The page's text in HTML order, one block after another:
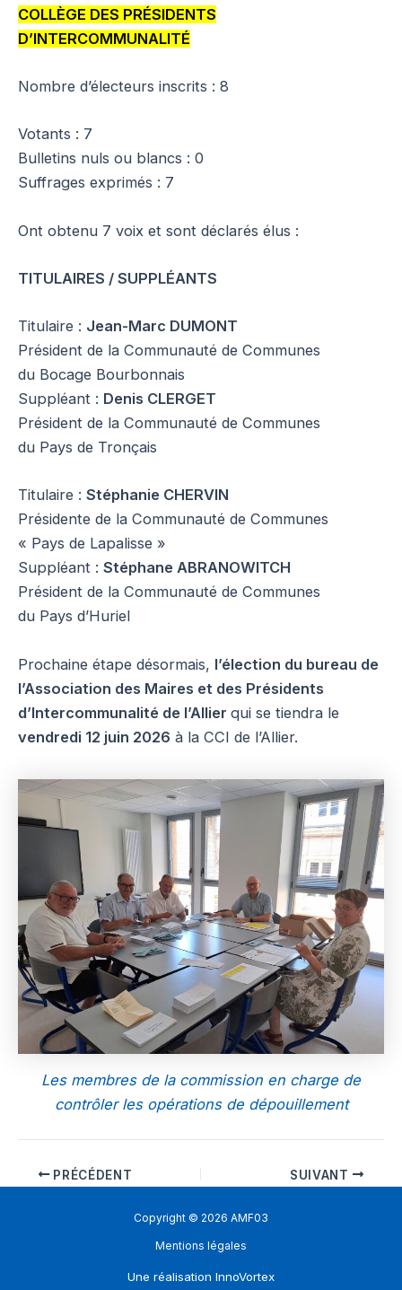
COLLÈGE DES PRÉSIDENTS
D’INTERCOMMUNALITÉ
Nombre d’électeurs inscrits : 8
Votants : 7
Bulletins nuls ou blancs : 0
Suffrages exprimés : 7
Ont obtenu 7 voix et sont déclarés élus :
TITULAIRES / SUPPLÉANTS
Titulaire : Jean-Marc DUMONT
Président de la Communauté de Communes
du Bocage Bourbonnais
Suppléant : Denis CLERGET
Président de la Communauté de Communes
du Pays de Tronçais
Titulaire : Stéphanie CHERVIN
Présidente de la Communauté de Communes
« Pays de Lapalisse »
Suppléant : Stéphane ABRANOWITCH
Président de la Communauté de Communes
du Pays d’Huriel
Prochaine étape désormais, l’élection du bureau de
l’Association des Maires et des Présidents
d’Intercommunalité de l’Allier qui se tiendra le
vendredi 12 juin 2026 à la CCI de l’Allier.
Les membres de la commission en charge de
contrôler les opérations de dépouillement
PRÉCÉDENT SUIVANT
Copyright © 2026 AMF03
Mentions légales
Une réalisation InnoVortex